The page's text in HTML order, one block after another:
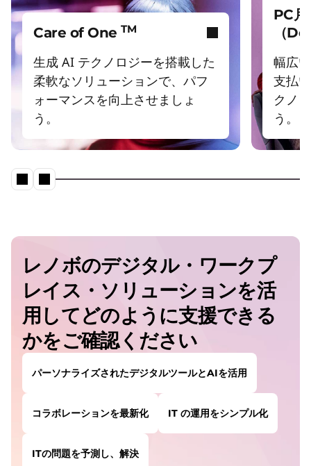
o
n
w
Care of One TM
生成 AI テクノロジーを搭載した
柔軟なソリューションで、パフ
ォーマンスを向上させましょ
う。
PC月
（
幅広
支払
クノ
う。
レノボのデジタル・ワークプ
レイス・ソリューションを活
用してどのように支援できる
かをご確認ください
パーソナライズされたデジタルツールとAIを活用
コラボレーションを最新化 IT の運用をシンプル化
ITの問題を予測し、解決